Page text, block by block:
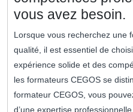
vous avez besoin.
Lorsque vous recherchez une
qualité, il est essentiel de
expérience solide et des
les formateurs CEGOS se
formateur CEGOS, vous
d’une expertise